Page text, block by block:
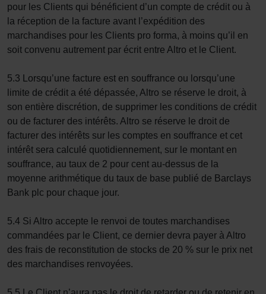
pour les Clients qui bénéficient d’un compte de crédit ou à
la réception de la facture avant l’expédition des
marchandises pour les Clients pro forma, à moins qu’il en
soit convenu autrement par écrit entre Altro et le Client.
5.3 Lorsqu’une facture est en souffrance ou lorsqu’une
limite de crédit a été dépassée, Altro se réserve le droit, à
son entière discrétion, de supprimer les conditions de crédit
ou de facturer des intérêts. Altro se réserve le droit de
facturer des intérêts sur les comptes en souffrance et cet
intérêt sera calculé quotidiennement, sur le montant en
souffrance, au taux de 2 pour cent au-dessus de la
moyenne arithmétique du taux de base publié de Barclays
Bank plc pour chaque jour.
5.4 Si Altro accepte le renvoi de toutes marchandises
commandées par le Client, ce dernier devra payer à Altro
des frais de reconstitution de stocks de 20 % sur le prix net
des marchandises renvoyées.